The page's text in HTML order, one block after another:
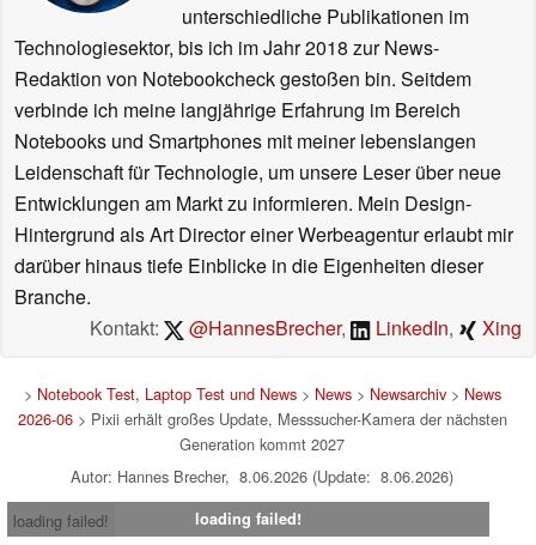
unterschiedliche Publikationen im
Technologiesektor, bis ich im Jahr 2018 zur News-
Redaktion von Notebookcheck gestoßen bin. Seitdem
verbinde ich meine langjährige Erfahrung im Bereich
Notebooks und Smartphones mit meiner lebenslangen
Leidenschaft für Technologie, um unsere Leser über neue
Entwicklungen am Markt zu informieren. Mein Design-
Hintergrund als Art Director einer Werbeagentur erlaubt mir
darüber hinaus tiefe Einblicke in die Eigenheiten dieser
Branche.
Kontakt:
@HannesBrecher, LinkedIn, Xing
> Notebook Test, Laptop Test und News> News> Newsarchiv> News
2026-06> Pixii erhält großes Update, Messsucher-Kamera der nächsten
Generation kommt 2027
Autor: Hannes Brecher, 8.06.2026 (Update: 8.06.2026)
loading failed!
loading failed!